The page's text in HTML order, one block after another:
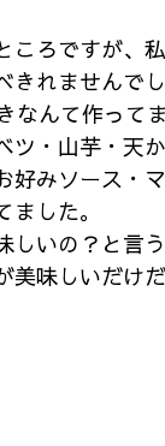
ろですが、
れませんでし
なんて作って
ツ・山芋・天
みソース・
した。
いの？と言う
美味しいだけ